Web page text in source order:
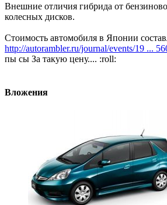
Внешние отличия гибрида от
колесных дисков.
Стоимость автомобиля в Японии
http://autorambler.ru/journal/events/19 ...
пы сы За такую цену.... :roll:
Вложения